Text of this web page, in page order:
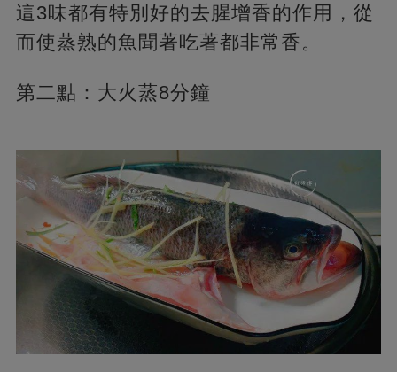
這3味都有特別好的去腥增香的作用，從
而使蒸熟的魚聞著吃著都非常香。
第二點：大火蒸8分鐘